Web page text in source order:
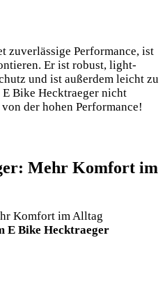
zuverlässige Performance, ist
Er ist robust, light-
und ist außerdem leicht zu
E Bike Hecktraeger nicht
der hohen Performance!
Mehr Komfort im
E Bike Hecktraeger